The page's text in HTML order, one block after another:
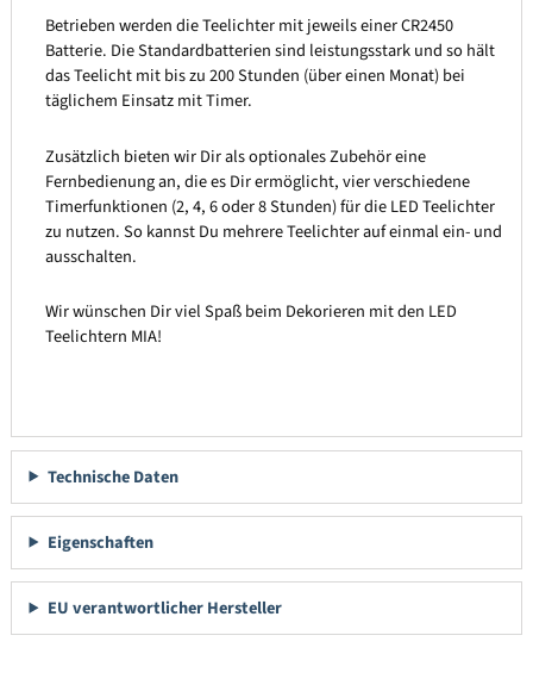
Betrieben werden die Teelichter mit jeweils einer CR2450
Batterie. Die Standardbatterien sind leistungsstark und so hält
das Teelicht mit bis zu 200 Stunden (über einen Monat) bei
täglichem Einsatz mit Timer.
Zusätzlich bieten wir Dir als optionales Zubehör eine
Fernbedienung an, die es Dir ermöglicht, vier verschiedene
Timerfunktionen (2, 4, 6 oder 8 Stunden) für die LED Teelichter
zu nutzen. So kannst Du mehrere Teelichter auf einmal ein- und
ausschalten.
Wir wünschen Dir viel Spaß beim Dekorieren mit den LED
Teelichtern MIA!
Technische Daten
Eigenschaften
EU verantwortlicher Hersteller